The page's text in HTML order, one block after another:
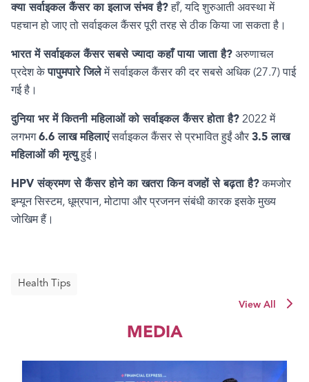
क्या सर्वाइकल कैंसर का इलाज संभव है? हाँ,यदि शुरुआती अवस्था में
पहचान हो जाए तो सर्वाइकल कैंसर पूरी तरह से ठीक किया जा सकता है।
भारत में सर्वाइकल कैंसर सबसे ज्यादा कहाँ पाया जाता है? अरुणाचल
प्रदेश के पापुमपारे जिले में सर्वाइकल कैंसर की दर सबसे अधिक (27.7)पाई
गई है।
दुनिया भर में कितनी महिलाओं को सर्वाइकल कैंसर होता है? 2022में
लगभग 6.6लाख महिलाएं सर्वाइकल कैंसर से प्रभावित हुईं और 3.5लाख
महिलाओं की मृत्यु हुई।
HPVसंक्रमण से कैंसर होने का खतरा किन वजहों से बढ़ता है? कमजोर
इम्यून सिस्टम, धूम्रपान,मोटापा और प्रजनन संबंधी कारक इसके मुख्य
जोखिम हैं।
Health Tips
View All
MEDIA